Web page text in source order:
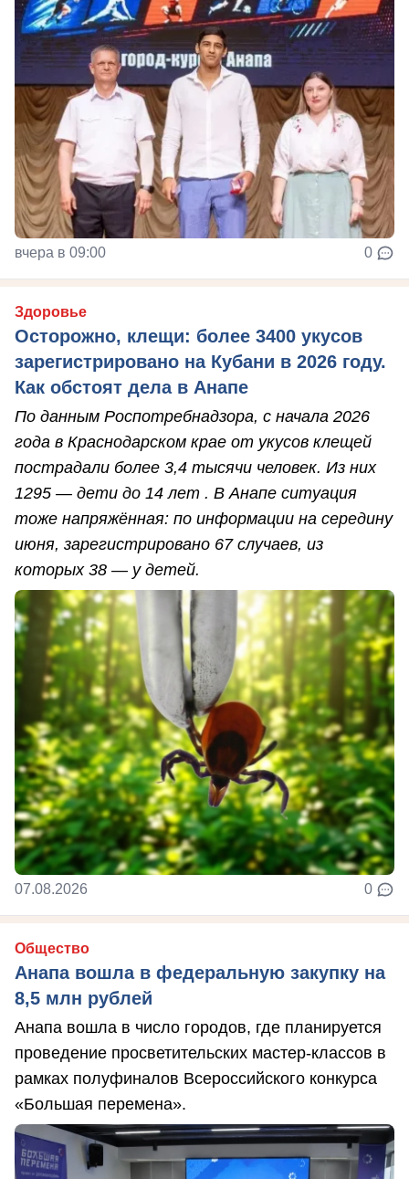
вчера в 09:00 0
Здоровье
Осторожно, клещи: более 3400 укусов
зарегистрировано на Кубани в 2026 году.
Как обстоят дела в Анапе
По данным Роспотребнадзора, с начала 2026
года в Краснодарском крае от укусов клещей
пострадали более 3,4 тысячи человек. Из них
1295 — дети до 14 лет . В Анапе ситуация
тоже напряжённая: по информации на середину
июня, зарегистрировано 67 случаев, из
которых 38 — у детей.
07.08.2026 0
Общество
Анапа вошла в федеральную закупку на
8,5 млн рублей
Анапа вошла в число городов, где планируется
проведение просветительских мастер-классов в
рамках полуфиналов Всероссийского конкурса
«Большая перемена».